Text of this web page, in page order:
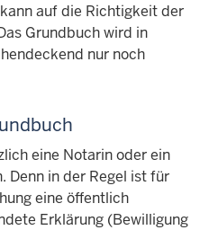
auf die Richtigkeit der
Grundbuch wird in
nur noch
eine Notarin oder ein
Denn in der Regel ist für
eine öffentlich
Erklärung (Bewilligung